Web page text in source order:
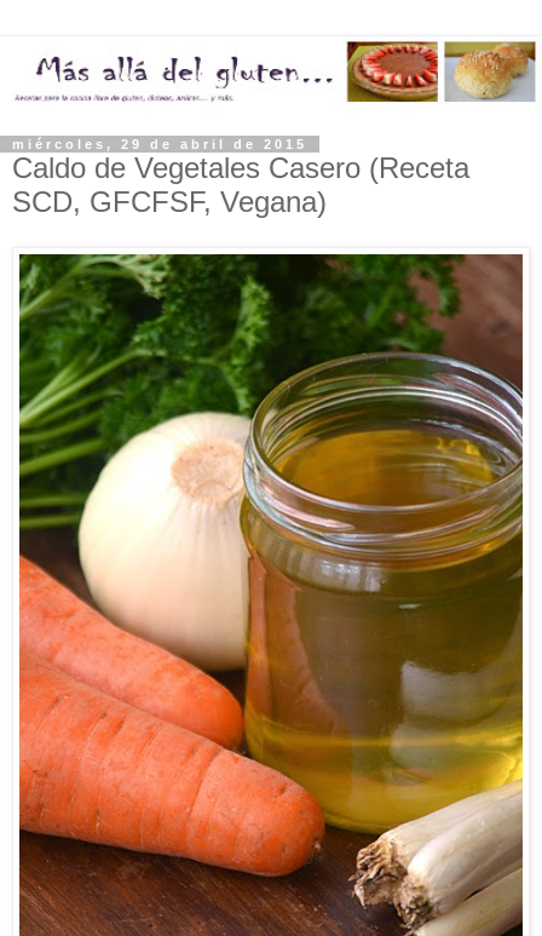
miércoles, 29 de abril de 2015
Caldo de Vegetales Casero (Receta
SCD, GFCFSF, Vegana)